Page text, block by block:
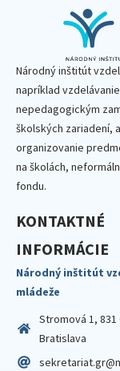
Národný inštitút
napríklad
nepedagogickým
školských zariadení,
organizovanie
na školách,
fondu.
KONTAKTNÉ
INFORMÁCIE
Národný inštitút
mládeže
Stromová 1, 831
Bratislava